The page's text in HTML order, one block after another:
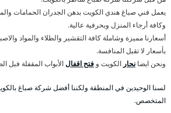
يعمل فني صباغ هندي الكويت بدهن الجدران الحمامات
وكافة أرجاء المنزل وبحرفية عالية.
أسعارنا مميزة وشاملة كافة التقشير والطلاء والمواد
بأسعار لا تقبل المنافسة.
ونحن ايضا نحار الكويت و فتح اقفالالأبواب المقفلة فبل
لسنا الوحيدين في المنطقة ولكننا أفضل شركة صباغ
المتخصص.